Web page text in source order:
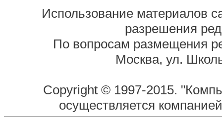
Использование материалов
разрешения
По вопросам размещения
Москва, ул.
Copyright © 1997-2015.
осуществляется